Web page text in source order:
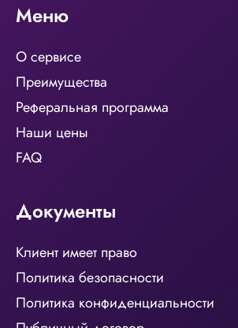
Меню
О сервисе
Преимущества
Реферальная программа
Наши цены
FAQ
Документы
Клиент имеет право
Политика безопасности
Политика конфиденциальности